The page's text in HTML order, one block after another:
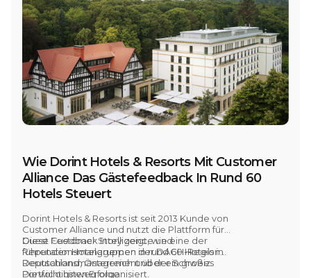
Wie Dorint Hotels & Resorts Mit Customer
Alliance Das Gästefeedback In Rund 60
Hotels Steuert
Dorint Hotels & Resorts ist seit 2013 Kunde von
Customer Alliance und nutzt die Plattform für
Guest Feedback Intelligence und
Reputationsmanagemen in rund 60 Hotelsin
Deutschland, Österreich und der Schweiz.
Diese Customer Story zeigt, wie eine der
führenden Hotelgruppen derDACH-Region
Reputationsmanagement über ein großes
Portfolio hinweg organisiert.
Die wichtigsten Erfolge